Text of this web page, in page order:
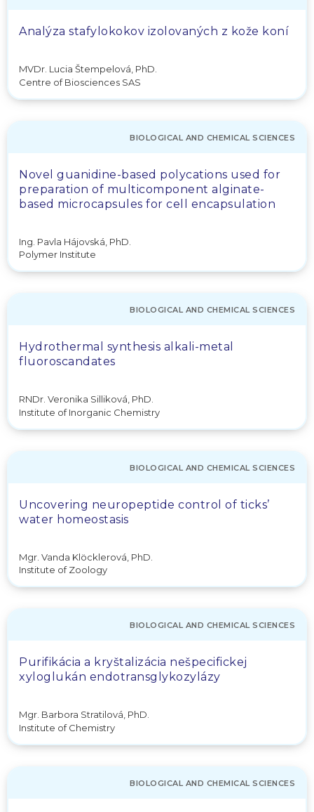
Analýza stafylokokov izolovaných z kože koní
MVDr. Lucia Štempelová, PhD.
Centre of Biosciences SAS
BIOLOGICAL AND CHEMICAL SCIENCES
Novel guanidine-based polycations used for
preparation of multicomponent alginate-
based microcapsules for cell encapsulation
Ing. Pavla Hájovská, PhD.
Polymer Institute
BIOLOGICAL AND CHEMICAL SCIENCES
Hydrothermal synthesis alkali-metal
fluoroscandates
RNDr. Veronika Silliková, PhD.
Institute of Inorganic Chemistry
BIOLOGICAL AND CHEMICAL SCIENCES
Uncovering neuropeptide control of ticks’
water homeostasis
Mgr. Vanda Klöcklerová, PhD.
Institute of Zoology
BIOLOGICAL AND CHEMICAL SCIENCES
Purifikácia a kryštalizácia nešpecifickej
xyloglukán endotransglykozylázy
Mgr. Barbora Stratilová, PhD.
Institute of Chemistry
BIOLOGICAL AND CHEMICAL SCIENCES